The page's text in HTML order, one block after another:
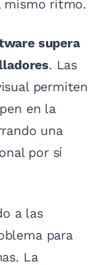
mismo ritmo.
supera
. Las
permiten
en la
una
por sí
a las
para
La